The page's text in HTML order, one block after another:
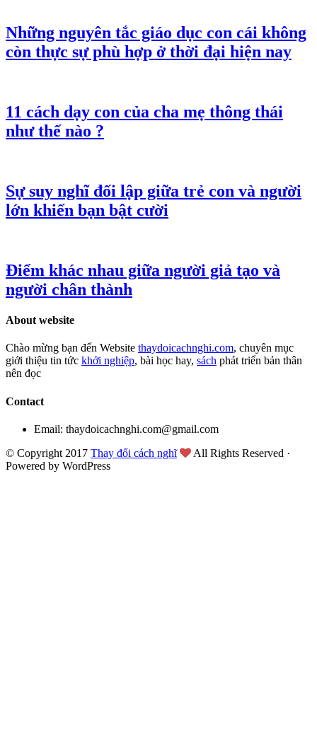
Những nguyên tắc giáo dục con cái không
còn thực sự phù hợp ở thời đại hiện nay
11 cách dạy con của cha mẹ thông thái
như thế nào ?
Sự suy nghĩ đối lập giữa trẻ con và người
lớn khiến bạn bật cười
Điểm khác nhau giữa người giả tạo và
người chân thành
About website
Chào mừng bạn đến Website thaydoicachnghi.com, chuyên mục
giới thiệu tin tức khởi nghiệp, bài học hay, sách phát triển bản thân
nên đọc
Contact
Email: thaydoicachnghi.com@gmail.com
© Copyright 2017 Thay đổi cách nghĩ
All Rights Reserved ·
Powered by WordPress